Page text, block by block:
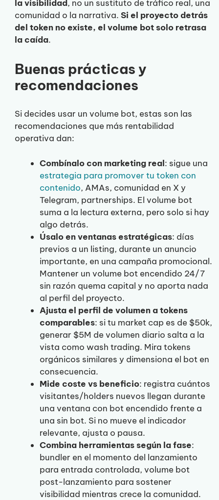
la visibilidad, no un sustituto de tráfico real, una
comunidad o la narrativa. Si el proyecto detrás
del token no existe, el volume bot solo retrasa
la caída.
Buenas prácticas y
recomendaciones
Si decides usar un volume bot, estas son las
recomendaciones que más rentabilidad
operativa dan:
Combínalo con marketing real: sigue una
estrategia para promover tu token con
contenido, AMAs, comunidad en X y
Telegram, partnerships. El volume bot
suma a la lectura externa, pero solo si hay
algo detrás.
Úsalo en ventanas estratégicas: días
previos a un listing, durante un anuncio
importante, en una campaña promocional.
Mantener un volume bot encendido 24/7
sin razón quema capital y no aporta nada
al perfil del proyecto.
Ajusta el perfil de volumen a tokens
comparables: si tu market cap es de $50k,
generar $5M de volumen diario salta a la
vista como wash trading. Mira tokens
orgánicos similares y dimensiona el bot en
consecuencia.
Mide coste vs beneficio: registra cuántos
visitantes/holders nuevos llegan durante
una ventana con bot encendido frente a
una sin bot. Si no mueve el indicador
relevante, ajusta o pausa.
Combina herramientas según la fase:
bundler en el momento del lanzamiento
para entrada controlada, volume bot
post-lanzamiento para sostener
visibilidad mientras crece la comunidad.